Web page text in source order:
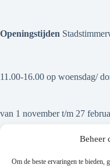
Beheer
Om de beste ervaringen te bieden,
Openingstijden
11.00-16.00 op woensdag/
van 1 november t/m 27